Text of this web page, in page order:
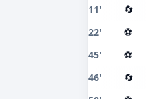
11' 🔄
22' ⚽
45' ⚽
46' 🔄